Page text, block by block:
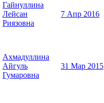
Гайнуллина
Лейсан
Риязовна
7 Апр 2016
Ахмадуллина
Айгуль
Гумаровна
31 Мар 2015